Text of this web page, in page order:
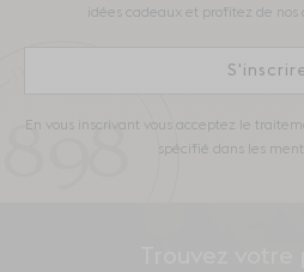
idées cadeaux et profitez de nos
En vous inscrivant vous acceptez le
spécifié dans les